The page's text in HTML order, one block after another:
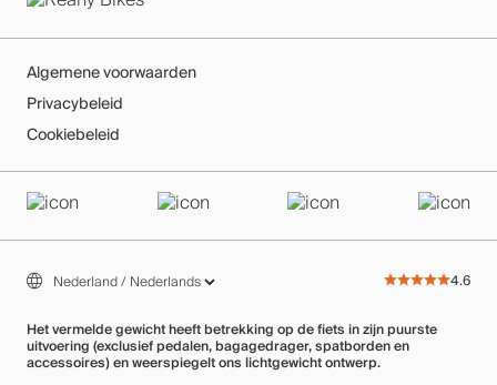
Algemene voorwaarden
Privacybeleid
Cookiebeleid
4.6
Het vermelde gewicht heeft betrekking op de fiets in zijn puurste
uitvoering (exclusief pedalen, bagagedrager, spatborden en
accessoires) en weerspiegelt ons lichtgewicht ontwerp.